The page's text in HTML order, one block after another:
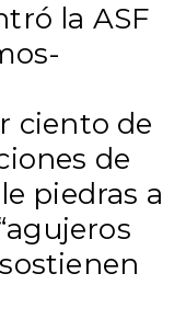
la ASF
ciento de
de
piedras a